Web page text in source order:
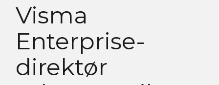
Visma
Enterprise-
direktør